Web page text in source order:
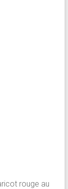
rouge au